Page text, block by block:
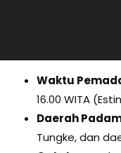
Waktu
16.00 WITA
Daerah
Tungke, dan